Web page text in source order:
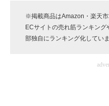
製造業のIT導入・活用を支援
モノづくり技術者専門サイト
※掲載商品はAmazon・楽天
ECサイトの売れ筋ランキン
部独自にランキング化してい